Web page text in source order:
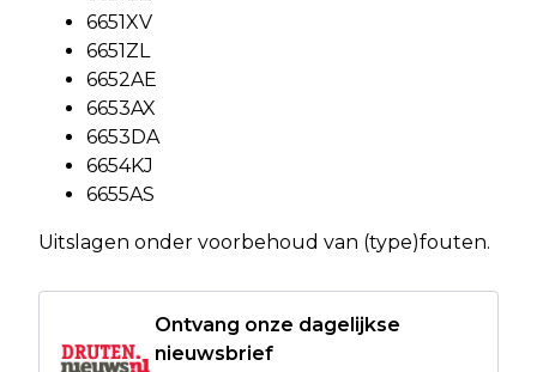
6651XV
6651ZL
6652AE
6653AX
6653DA
6654KJ
6655AS
Uitslagen onder voorbehoud van (type)fouten.
Ontvang onze dagelijkse
nieuwsbrief